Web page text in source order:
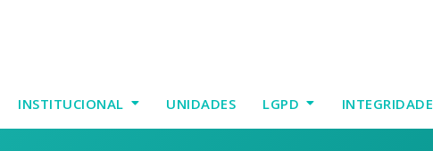
INSTITUCIONAL UNIDADES LGPD INTEGRIDADE